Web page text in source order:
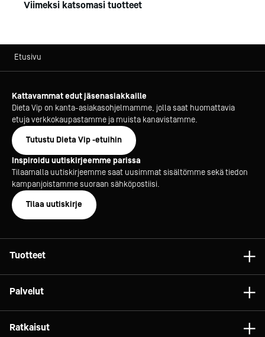
Viimeksi katsomasi tuotteet
Etusivu
Kattavammat edut jäsenasiakkaille
Dieta Vip on kanta-asiakasohjelmamme, jolla saat huomattavia
etuja verkkokaupastamme ja muista kanavistamme.
Tutustu Dieta Vip -etuihin
Inspiroidu uutiskirjeemme parissa
Tilaamalla uutiskirjeemme saat uusimmat sisältömme sekä tiedon
kampanjoistamme suoraan sähköpostiisi.
Tilaa uutiskirje
Tuotteet
Tarvikkeet
Palvelut
Konsultointi
Ratkaisut